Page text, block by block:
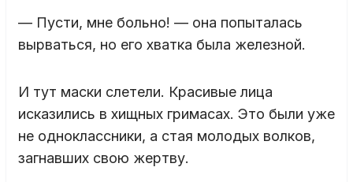
— Пусти, мне больно! — она попыталась
вырваться, но его хватка была железной.
И тут маски слетели. Красивые лица
исказились в хищных гримасах. Это были уже
не одноклассники, а стая молодых волков,
загнавших свою жертву.